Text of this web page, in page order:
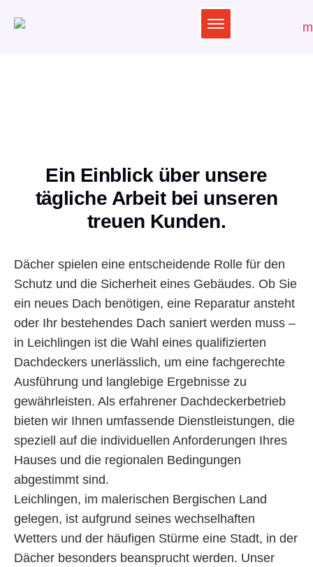
Ein Einblick über unsere
tägliche Arbeit bei unseren
treuen Kunden.
Dächer spielen eine entscheidende Rolle für den
Schutz und die Sicherheit eines Gebäudes. Ob Sie
ein neues Dach benötigen, eine Reparatur ansteht
oder Ihr bestehendes Dach saniert werden muss –
in Leichlingen ist die Wahl eines qualifizierten
Dachdeckers unerlässlich, um eine fachgerechte
Ausführung und langlebige Ergebnisse zu
gewährleisten. Als erfahrener Dachdeckerbetrieb
bieten wir Ihnen umfassende Dienstleistungen, die
speziell auf die individuellen Anforderungen Ihres
Hauses und die regionalen Bedingungen
abgestimmt sind.
Leichlingen, im malerischen Bergischen Land
gelegen, ist aufgrund seines wechselhaften
Wetters und der häufigen Stürme eine Stadt, in der
Dächer besonders beansprucht werden. Unser